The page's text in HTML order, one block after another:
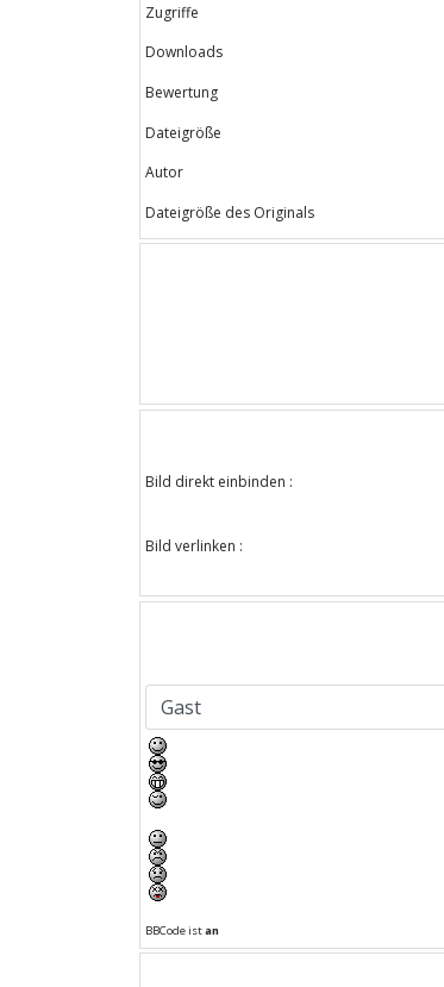
Zugriffe
Downloads
Bewertung
Dateigröße
Autor
Dateigröße des Originals
Bild direkt einbinden :
Bild verlinken :
BBCode istan